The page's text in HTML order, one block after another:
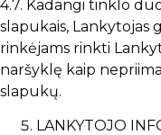
4.7. Kadangi tinklo
slapukais,
rinkėjams rinkti
naršyklę kaip
slapukų.
LANKYTOJO